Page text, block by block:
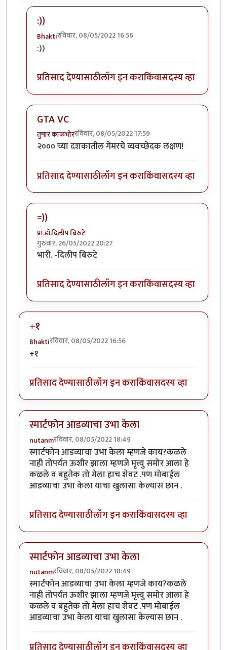
:))
Bhaktiरविवार, 08/05/2022 16:56
In reply to
:))
प्रतिसाद देण्यासाठीलॉग इन कराकिंवासदस्य व्हा
GTA VC
तुषार काळभोररविवार, 08/05/2022 17:59
In reply to+१ पब जी कि जिटीएवाय सिटीbyसुरसंगम
२००० च्या दशकातील गेमरचे व्यवच्छेदक लक्षण!
प्रतिसाद देण्यासाठीलॉग इन कराकिंवासदस्य व्हा
=))
प्रा.डॉ.दिलीप बिरुटे
गुरुवार, 26/05/2022 20:27
In reply to+१ पब जी कि जिटीएवाय सिटी
भारी. -दिलीप बिरुटे
प्रतिसाद देण्यासाठीलॉग इन कराकिंवासदस्य व्हा
+१
Bhaktiरविवार, 08/05/2022 16:56
+१
प्रतिसाद देण्यासाठीलॉग इन कराकिंवासदस्य व्हा
स्मार्टफोन आडव्याचा उभा केला
nutanmरविवार, 08/05/2022 18:49
स्मार्टफोन आडव्याचा उभा केला म्हणजे काय?कळले
नाही तोपर्यत ऊशीर झाला म्हणजे मृत्त्यु समोर आला हे
कळले व बहुतेक तो मेला हाच शेवट .पण मोबाईल
आडव्याचा उभा केला याचा खुलासा केल्यास छान .
प्रतिसाद देण्यासाठीलॉग इन कराकिंवासदस्य व्हा
स्मार्टफोन आडव्याचा उभा केला
nutanmरविवार, 08/05/2022 18:49
स्मार्टफोन आडव्याचा उभा केला म्हणजे काय?कळले
नाही तोपर्यत ऊशीर झाला म्हणजे मृत्त्यु समोर आला हे
कळले व बहुतेक तो मेला हाच शेवट .पण मोबाईल
आडव्याचा उभा केला याचा खुलासा केल्यास छान .